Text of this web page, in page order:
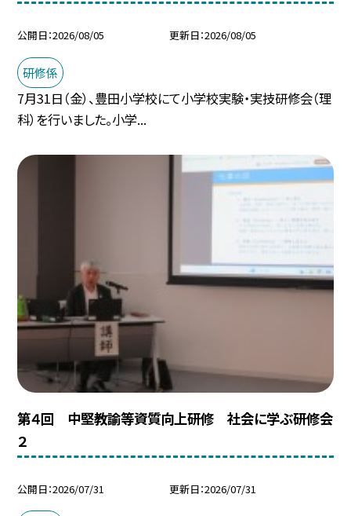
公開日 2026/08/05 更新日 2026/08/05
研修係
7月31日（金）、豊田小学校にて小学校実験・実技研修会（理
科）を行いました。小学...
第４回 中堅教諭等資質向上研修 社会に学ぶ研修会
２
公開日 2026/07/31 更新日 2026/07/31